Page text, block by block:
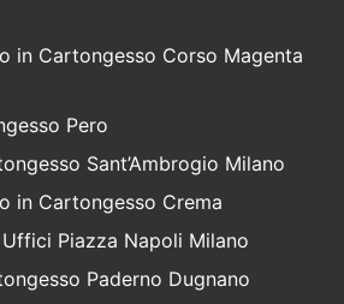
in Cartongesso Corso Magenta
Pero
Sant’Ambrogio Milano
in Cartongesso Crema
Piazza Napoli Milano
Paderno Dugnano